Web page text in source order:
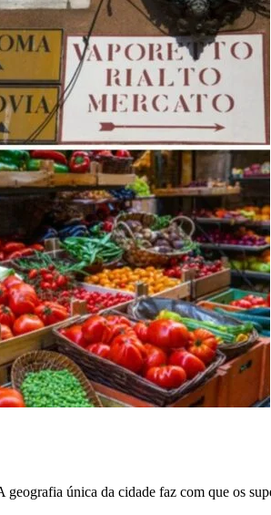
geografia única da cidade faz com que os